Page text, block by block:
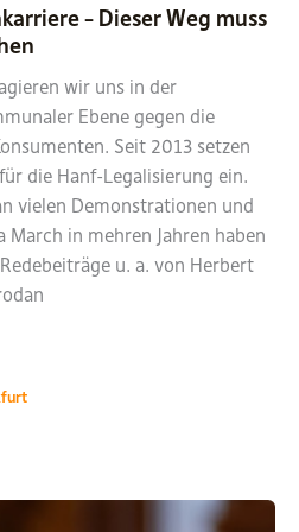
– Dieser Weg muss
wir uns in der
Ebene gegen die
Seit 2013 setzen
die Hanf-Legalisierung ein.
vielen Demonstrationen und
March in mehren Jahren haben
u. a. von Herbert